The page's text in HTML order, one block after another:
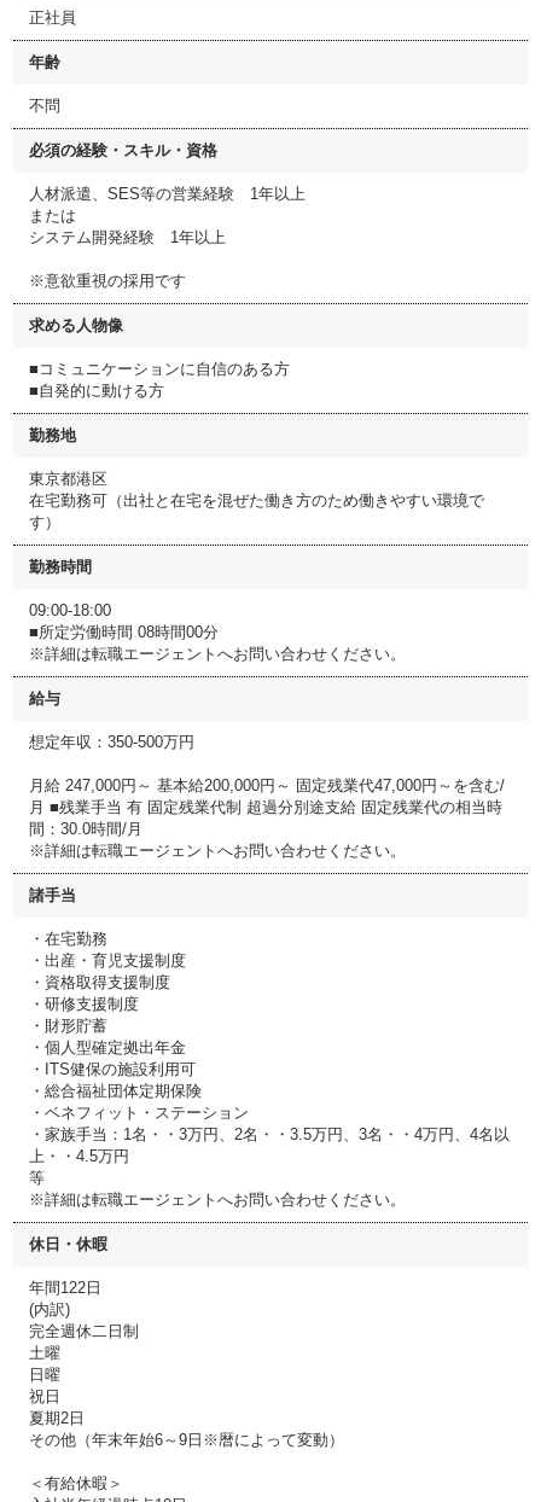
正社員
年齢
不問
必須の経験・スキル・資格
人材派遣、SES等の営業経験 1年以上
または
システム開発経験 1年以上
※意欲重視の採用です
求める人物像
■コミュニケーションに自信のある方
■自発的に動ける方
勤務地
東京都港区
在宅勤務可（出社と在宅を混ぜた働き方のため働きやすい環境で
す）
勤務時間
09:00-18:00
■所定労働時間 08時間00分
※詳細は転職エージェントへお問い合わせください。
給与
想定年収：350-500万円
月給 247,000円～ 基本給200,000円～ 固定残業代47,000円～を含む/
月 ■残業手当 有 固定残業代制 超過分別途支給 固定残業代の相当時
間：30.0時間/月
※詳細は転職エージェントへお問い合わせください。
諸手当
・在宅勤務
・出産・育児支援制度
・資格取得支援制度
・研修支援制度
・財形貯蓄
・個人型確定拠出年金
・ITS健保の施設利用可
・総合福祉団体定期保険
・ベネフィット・ステーション
・家族手当：1名・・3万円、2名・・3.5万円、3名・・4万円、4名以
上・・4.5万円
等
※詳細は転職エージェントへお問い合わせください。
休日・休暇
年間122日
(内訳)
完全週休二日制
土曜
日曜
祝日
夏期2日
その他（年末年始6～9日※暦によって変動）
＜有給休暇＞